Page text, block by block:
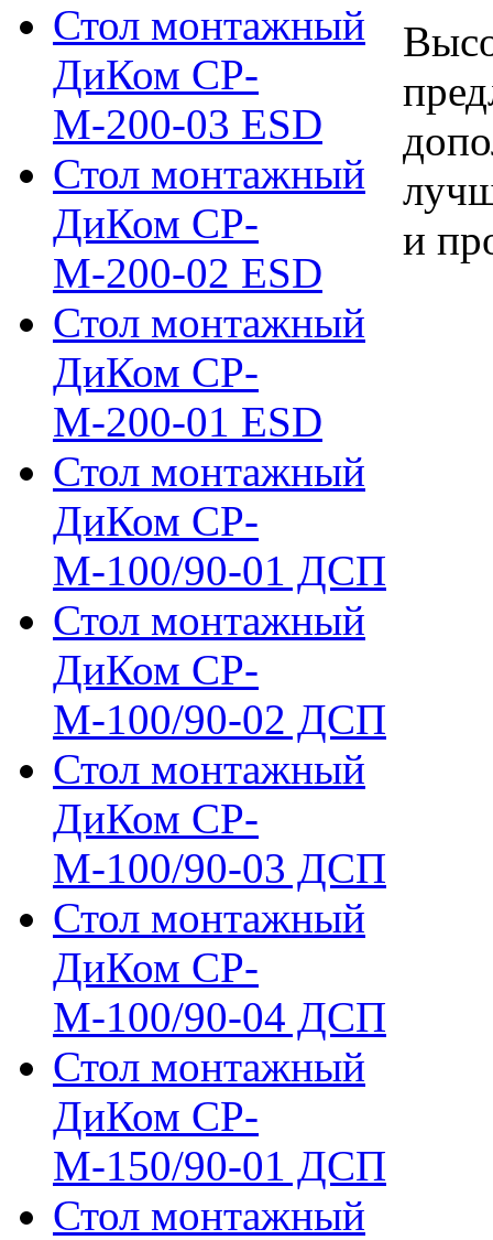
Стол монтажный
ДиКом СР-
М-200-03 ESD
Стол монтажный
ДиКом СР-
М-200-02 ESD
Стол монтажный
ДиКом СР-
М-200-01 ESD
Стол монтажный
ДиКом СР-
М-100/90-01 ДСП
Стол монтажный
ДиКом СР-
М-100/90-02 ДСП
Стол монтажный
ДиКом СР-
М-100/90-03 ДСП
Стол монтажный
ДиКом СР-
М-100/90-04 ДСП
Стол монтажный
ДиКом СР-
М-150/90-01 ДСП
Стол монтажный
и